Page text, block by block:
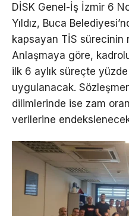
DİSK Genel-İş İzmir 6
Yıldız, Buca
kapsayan TİS sürecinin
Anlaşmaya göre,
ilk 6 aylık süreçte
uygulanacak.
dilimlerinde ise zam
verilerine